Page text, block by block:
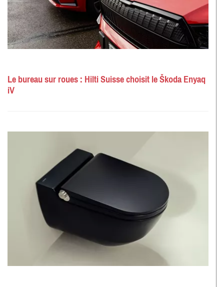
Le bureau sur roues : Hilti Suisse choisit le Škoda Enyaq
iV